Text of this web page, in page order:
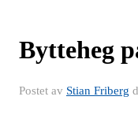
Bytteheg
Postet av Stian Friberg